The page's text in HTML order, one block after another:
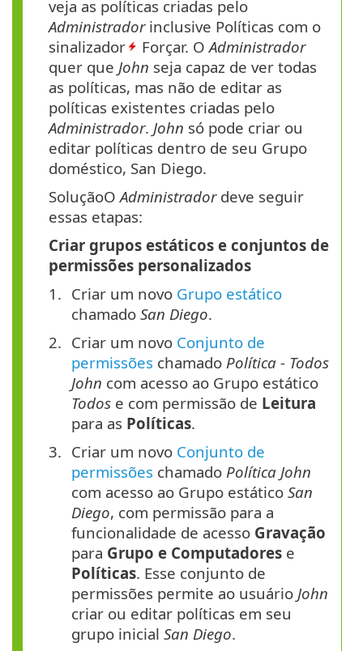
veja as políticas criadas pelo
Administradorinclusive Políticas com o
sinalizador
Forçar. OAdministrador
quer que John seja capaz de ver todas
as políticas, mas não de editar as
políticas existentes criadas pelo
Administrador. John só pode criar ou
editar políticas dentro de seu Grupo
doméstico, San Diego.
SoluçãoOAdministradordeve seguir
essas etapas:
Criar grupos estáticos e conjuntos de
permissões personalizados
Criar um novo Grupo estático
chamado San Diego.
Criar um novo Conjunto de
permissões chamado Política - Todos
John com acesso ao Grupo estático
Todos e com permissão de Leitura
para as Políticas.
Criar um novo Conjunto de
permissões chamado Política John
com acesso ao Grupo estático San
Diego, com permissão para a
funcionalidade de acesso Gravação
para Grupo e Computadores e
Políticas. Esse conjunto de
permissões permite ao usuário John
criar ou editar políticas em seu
grupo inicial San Diego.